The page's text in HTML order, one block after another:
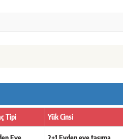
Tipi Yük Cinsi